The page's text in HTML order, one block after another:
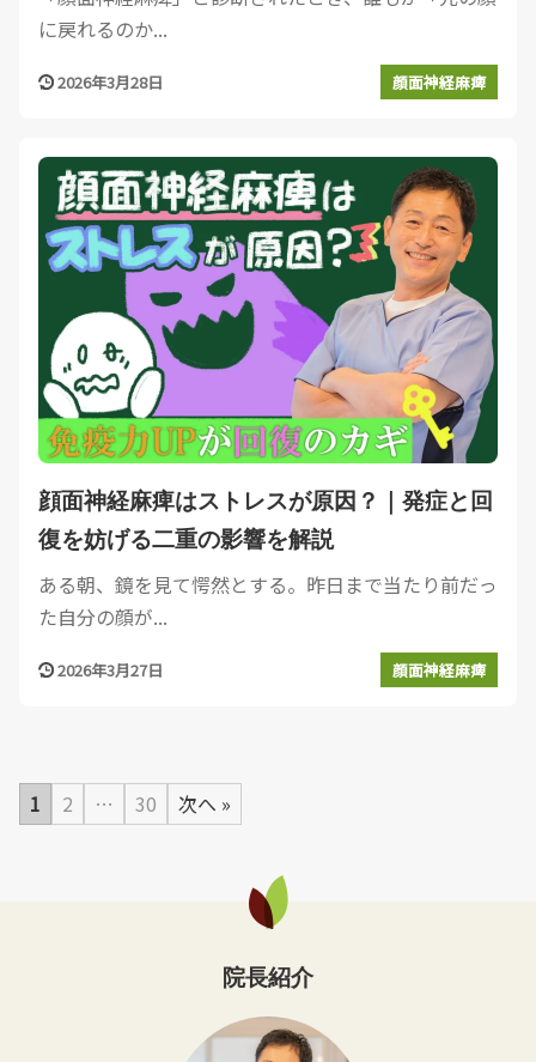
に戻れるのか...
2026年3月28日 顔面神経麻痺
顔面神経麻痺はストレスが原因？｜発症と回
復を妨げる二重の影響を解説
ある朝、鏡を見て愕然とする。昨日まで当たり前だっ
た自分の顔が...
2026年3月27日 顔面神経麻痺
1 2 … 30 次へ »
院長紹介